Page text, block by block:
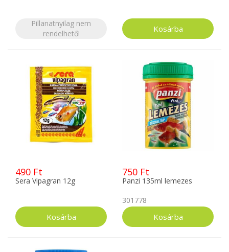
Pillanatnyilag nem
rendelhető!
490 Ft
Sera Vipagran 12g
750 Ft
Panzi 135ml lemezes
301778